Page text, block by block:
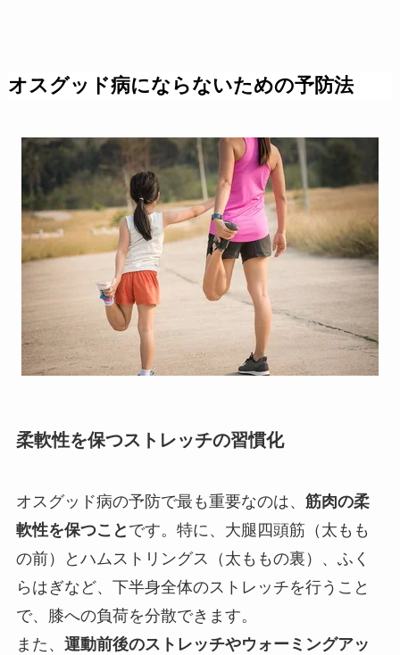
オスグッド病にならないための予防法
柔軟性を保つストレッチの習慣化
オスグッド病の予防で最も重要なのは、 筋肉の柔
軟性を保つこと です。特に、大腿四頭筋（太もも
の前）とハムストリングス（太ももの裏）、ふく
らはぎなど、下半身全体のストレッチを行うこと
で、膝への負荷を分散できます。
また、 運動前後のストレッチやウォーミングアッ